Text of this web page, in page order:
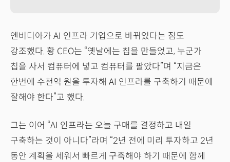
엔비디아가 AI 인프라 기업으로 바뀌었다는 점도
강조했다. 황 CEO는 “옛날에는 칩을 만들었고, 누군가
칩을 사서 컴퓨터에 넣고 컴퓨터를 팔았다”며 “지금은
한번에 수천억 원을 투자해 AI 인프라를 구축하기 때문에
잘해야 한다”고 했다.
그는 이어 “AI 인프라는 오늘 구매를 결정하고 내일
구축하는 것이 아니다”라며 “2년 전에 미리 투자하고 2년
동안 계획을 세워서 빠르게 구축해야 하기 때문에 함께